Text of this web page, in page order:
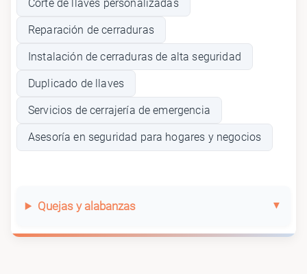
Corte de llaves personalizadas
Reparación de cerraduras
Instalación de cerraduras de alta seguridad
Duplicado de llaves
Servicios de cerrajería de emergencia
Asesoría en seguridad para hogares y negocios
Quejas y alabanzas